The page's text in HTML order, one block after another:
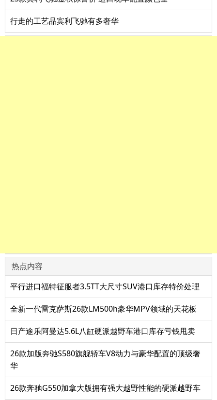
行走的工艺品宾利飞驰有多奢华
热点内容
平行进口福特征服者3.5TT大尺寸SUV港口库存特价处理
全新一代雷克萨斯26款LM500h豪华MPV领域的天花板
日产途乐阿曼达5.6L八缸硬派越野车港口库存亏钱甩卖
26款加版奔驰S580旗舰轿车V8动力与豪华配置的顶级奢
华
26款奔驰G550加拿大版拥有强大越野性能的硬派越野车